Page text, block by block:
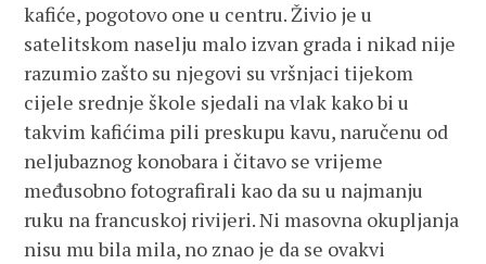
kafiće, pogotovo one u centru. Živio je u
satelitskom naselju malo izvan grada i nikad nije
razumio zašto su njegovi su vršnjaci tijekom
cijele srednje škole sjedali na vlak kako bi u
takvim kafićima pili preskupu kavu, naručenu od
neljubaznog konobara i čitavo se vrijeme
međusobno fotografirali kao da su u najmanju
ruku na francuskoj rivijeri. Ni masovna okupljanja
nisu mu bila mila, no znao je da se ovakvi